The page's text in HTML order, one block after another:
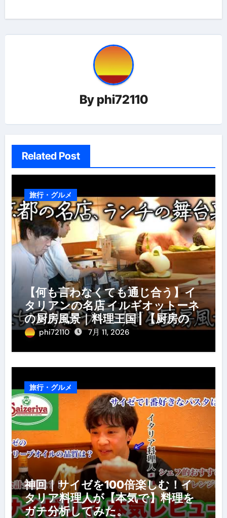
ョ
ン
By phi72110
Related Post
旅行・グルメ
【何も言わなくても通じ合う】イ
タリアンの名店 イルギオットーネ
の厨房風景｜料理王国 | 【厨房の世
界】【イタリアン】【営業風景】
phi72110 7月 11, 2026
旅行・グルメ
神回｜サイゼを100倍楽しむ！イ
タリア料理人が【本気で】料理を
ガチ分析してみた。